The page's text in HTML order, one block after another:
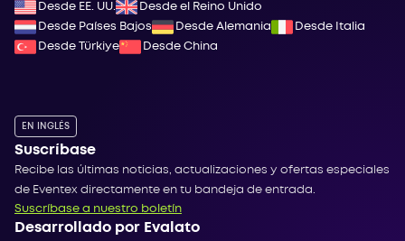
Desde EE. UU.
Desde el Reino Unido
Desde Países Bajos
Desde Alemania
Desde Italia
Desde Türkiye
Desde China
EN INGLÉS
Suscríbase
Recibe las últimas noticias, actualizaciones y ofertas especiales
de Eventex directamente en tu bandeja de entrada.
Suscríbase a nuestro boletín
Desarrollado por Evalato